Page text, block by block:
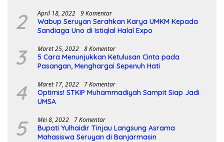
2 April 18, 2022 9 Komentar
Wabup Seruyan Serahkan Karya UMKM Kepada
Sandiaga Uno di Istiqlal Halal Expo
3 Maret 25, 2022 8 Komentar
5 Cara Menunjukkan Ketulusan Cinta pada
Pasangan, Menghargai Sepenuh Hati
4 Maret 17, 2022 7 Komentar
Optimis! STKIP Muhammadiyah Sampit Siap Jadi
UMSA
5 Mei 8, 2022 7 Komentar
Bupati Yulhaidir Tinjau Langsung Asrama
Mahasiswa Seruyan di Banjarmasin